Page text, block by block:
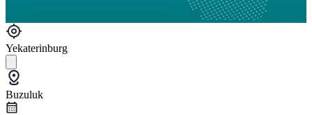
Yekaterinburg
Buzuluk